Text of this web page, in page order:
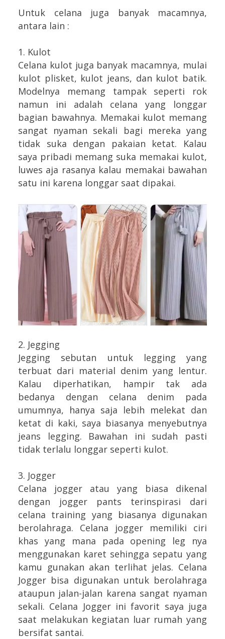
Untuk celana juga banyak macamnya,
antara lain :
1. Kulot
Celana kulot juga banyak macamnya, mulai
kulot plisket, kulot jeans, dan kulot batik.
Modelnya memang tampak seperti rok
namun ini adalah celana yang longgar
bagian bawahnya. Memakai kulot memang
sangat nyaman sekali bagi mereka yang
tidak suka dengan pakaian ketat. Kalau
saya pribadi memang suka memakai kulot,
luwes aja rasanya kalau memakai bawahan
satu ini karena longgar saat dipakai.
2. Jegging
Jegging sebutan untuk legging yang
terbuat dari material denim yang lentur.
Kalau diperhatikan, hampir tak ada
bedanya dengan celana denim pada
umumnya, hanya saja lebih melekat dan
ketat di kaki, saya biasanya menyebutnya
jeans legging. Bawahan ini sudah pasti
tidak terlalu longgar seperti kulot.
3. Jogger
Celana jogger atau yang biasa dikenal
dengan jogger pants terinspirasi dari
celana training yang biasanya digunakan
berolahraga. Celana jogger memiliki ciri
khas yang mana pada opening leg nya
menggunakan karet sehingga sepatu yang
kamu gunakan akan terlihat jelas. Celana
Jogger bisa digunakan untuk berolahraga
ataupun jalan-jalan karena sangat nyaman
sekali. Celana Jogger ini favorit saya juga
saat melakukan kegiatan luar rumah yang
bersifat santai.